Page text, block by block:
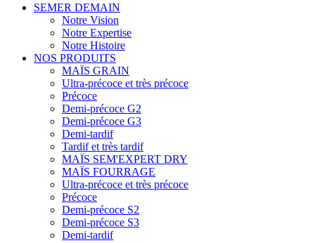
SEMER DEMAIN
Notre Vision
Notre Expertise
Notre Histoire
NOS PRODUITS
MAÏS GRAIN
Ultra-précoce et très précoce
Précoce
Demi-précoce G2
Demi-précoce G3
Demi-tardif
Tardif et très tardif
MAÏS SEM'EXPERT DRY
MAÏS FOURRAGE
Ultra-précoce et très précoce
Précoce
Demi-précoce S2
Demi-précoce S3
Demi-tardif